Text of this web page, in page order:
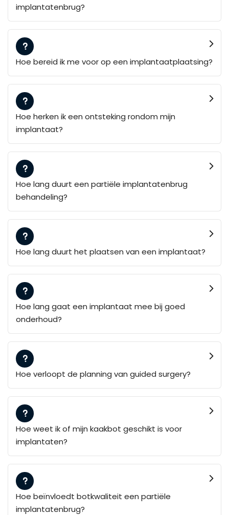
implantatenbrug?
Hoe bereid ik me voor op een implantaatplaatsing?
Hoe herken ik een ontsteking rondom mijn
implantaat?
Hoe lang duurt een partiële implantatenbrug
behandeling?
Hoe lang duurt het plaatsen van een implantaat?
Hoe lang gaat een implantaat mee bij goed
onderhoud?
Hoe verloopt de planning van guided surgery?
Hoe weet ik of mijn kaakbot geschikt is voor
implantaten?
Hoe beïnvloedt botkwaliteit een partiële
implantatenbrug?